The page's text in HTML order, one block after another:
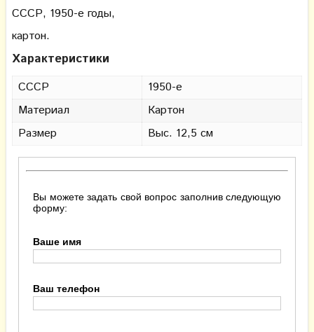
СССР, 1950-е годы,
картон.
Характеристики
СССР
1950-е
Материал
Картон
Размер
Выс. 12,5 см
Вы можете задать свой вопрос заполнив следующую
форму:
Ваше имя
Ваш телефон